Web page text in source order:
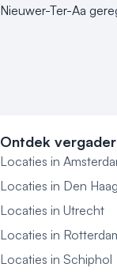
Nieuwer-Ter-Aa
Ontdek
Locaties in
Locaties in Den Haag
Locaties in Utrecht
Locaties in
Locaties in Schiphol